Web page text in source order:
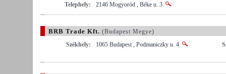
Telephely:
2146 Mogyoród , Béke u. 3.
BRB Trade Kft. (Budapest Megye)
Székhely:
1065 Budapest , Podmaniczky u. 4.